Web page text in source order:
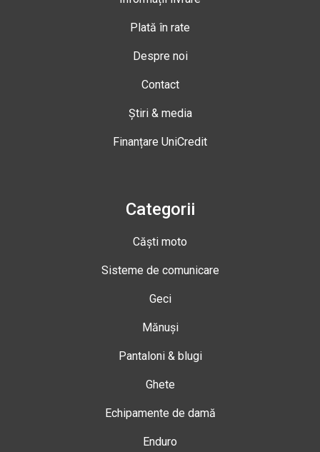
Plată în rate
Despre noi
Contact
Știri & media
Finanțare UniCredit
Categorii
Căști moto
Sisteme de comunicare
Geci
Mănuși
Pantaloni & blugi
Ghete
Echipamente de damă
Enduro